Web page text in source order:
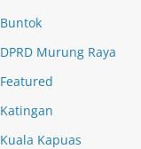
Buntok
DPRD Murung Raya
Featured
Katingan
Kuala Kapuas